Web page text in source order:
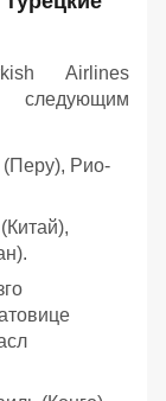
Airlines
следующим
Рио-